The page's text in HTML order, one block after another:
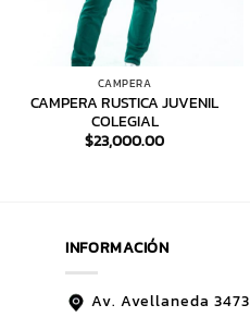
CAMPERA
CAMPERA RUSTICA JUVENIL
COLEGIAL
$23,000.00
INFORMACIÓN
Av. Avellaneda 3473